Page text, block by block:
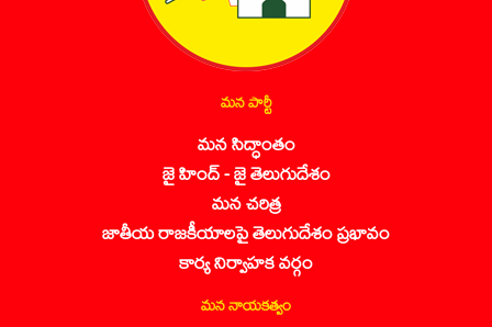
మన పార్టీ
మన సిద్ధాంతం
జై హింద్ - జై తెలుగుదేశం
మన చరిత్ర
జాతీయ రాజకీయాలపై తెలుగుదేశం ప్రభావం
కార్య నిర్వాహక వర్గం
మన నాయకత్వం